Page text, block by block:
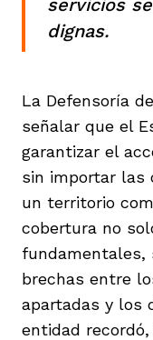
dignas.
La Defensoría
señalar que el
garantizar el
sin importar las
un territorio
cobertura no
fundamentales,
brechas entre
apartadas y los
entidad